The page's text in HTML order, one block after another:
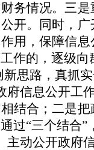
务情况。三
开。同时，
用，保障信
作的，逐级向
新思路，真抓
府信息公开工
结合；二是
过“三个结合”
主动公开政府